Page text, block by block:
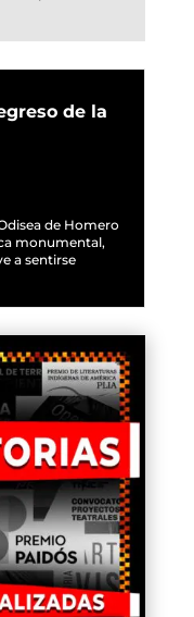
de la
de Homero
monumental,
a sentirse